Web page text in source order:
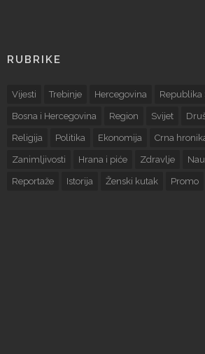
RUBRIKE
Vijesti Trebinje Hercegovina Republika
Bosna i Hercegovina Region Svijet
Religija Politika Ekonomija Crna
Zanimljivosti Hrana i piće Zdravlje
Reportaže Istorija Ženski kutak Promo